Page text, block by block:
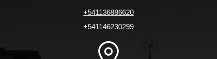
+541136886620
+541146230299